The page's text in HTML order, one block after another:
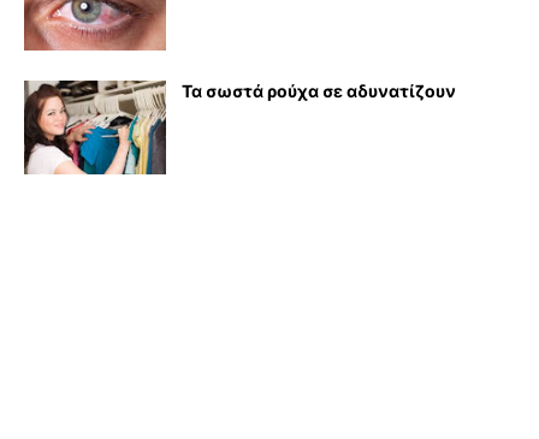
Τα σωστά ρούχα σε αδυνατίζουν